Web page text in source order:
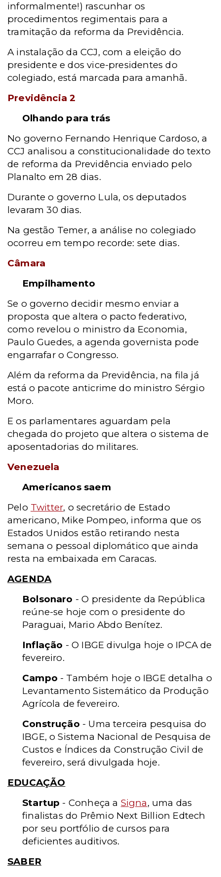
informalmente!) rascunhar os
procedimentos regimentais para a
tramitação da reforma da Previdência.
A instalação da CCJ, com a eleição do
presidente e dos vice-presidentes do
colegiado, está marcada para amanhã.
Previdência 2
Olhando para trás
No governo Fernando Henrique Cardoso, a
CCJ analisou a constitucionalidade do texto
de reforma da Previdência enviado pelo
Planalto em 28 dias.
Durante o governo Lula, os deputados
levaram 30 dias.
Na gestão Temer, a análise no colegiado
ocorreu em tempo recorde: sete dias.
Câmara
Empilhamento
Se o governo decidir mesmo enviar a
proposta que altera o pacto federativo,
como revelou o ministro da Economia,
Paulo Guedes, a agenda governista pode
engarrafar o Congresso.
Além da reforma da Previdência, na fila já
está o pacote anticrime do ministro Sérgio
Moro.
E os parlamentares aguardam pela
chegada do projeto que altera o sistema de
aposentadorias do militares.
Venezuela
Americanos saem
Pelo Twitter, o secretário de Estado
americano, Mike Pompeo, informa que os
Estados Unidos estão retirando nesta
semana o pessoal diplomático que ainda
resta na embaixada em Caracas.
AGENDA
Bolsonaro - O presidente da República
reúne-se hoje com o presidente do
Paraguai, Mario Abdo Benítez.
Inflação - O IBGE divulga hoje o IPCA de
fevereiro.
Campo - Também hoje o IBGE detalha o
Levantamento Sistemático da Produção
Agrícola de fevereiro.
Construção - Uma terceira pesquisa do
IBGE, o Sistema Nacional de Pesquisa de
Custos e Índices da Construção Civil de
fevereiro, será divulgada hoje.
EDUCAÇÃO
Startup - Conheça a Signa, uma das
finalistas do Prêmio Next Billion Edtech
por seu portfólio de cursos para
deficientes auditivos.
SABER